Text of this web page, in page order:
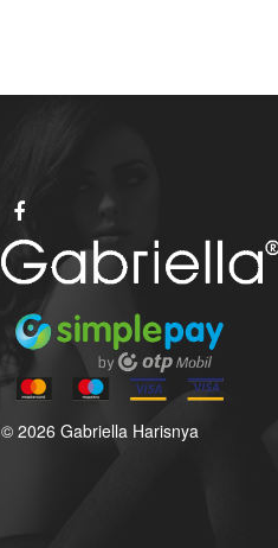
© 2026 Gabriella Harisnya